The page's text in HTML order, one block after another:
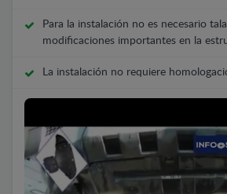
Para la instalación no es necesario
modificaciones importantes en la
La instalación no requiere